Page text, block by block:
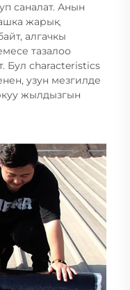
саналат. Анын
жарық
алгачкы
тазалоо
Бул characteristics
узун мезгилде
жылдызгын